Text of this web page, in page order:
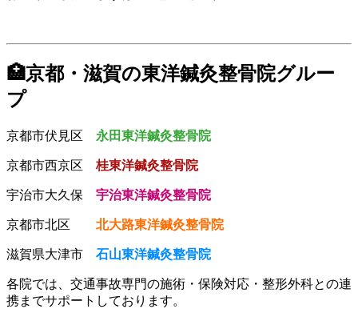
🏥京都・滋賀の東洋鍼灸整骨院グルー
プ
京都市伏見区 永田東洋鍼灸整骨院
京都市西京区 桂東洋鍼灸整骨院
宇治市大久保 宇治東洋鍼灸整骨院
京都市北区 北大路東洋鍼灸整骨院
滋賀県大津市 石山東洋鍼灸整骨院
各院では、交通事故専門の施術・保険対応・整形外科との連
携までサポートしております。